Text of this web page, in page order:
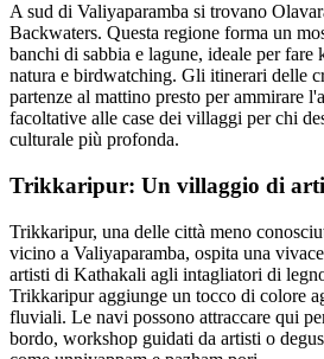
A sud di Valiyaparamba si trovano
Backwaters. Questa regione forma un
banchi di sabbia e lagune, ideale per fare
natura e birdwatching. Gli itinerari delle
partenze al mattino presto per ammirare
facoltative alle case dei villaggi per chi
culturale più profonda.
Trikkaripur: Un villaggio di
Trikkaripur, una delle città meno
vicino a Valiyaparamba, ospita una
artisti di Kathakali agli intagliatori di
Trikkaripur aggiunge un tocco di colore
fluviali. Le navi possono attraccare qui
bordo, workshop guidati da artisti o